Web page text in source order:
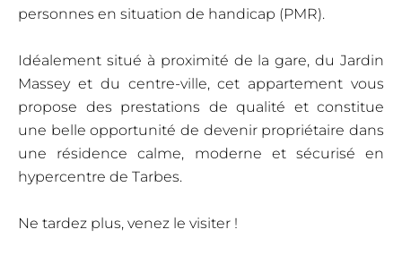
personnes en situation de handicap (PMR).
Idéalement situé à proximité de la gare, du Jardin
Massey et du centre-ville, cet appartement vous
propose des prestations de qualité et constitue
une belle opportunité de devenir propriétaire dans
une résidence calme, moderne et sécurisé en
hypercentre de Tarbes.
Ne tardez plus, venez le visiter !